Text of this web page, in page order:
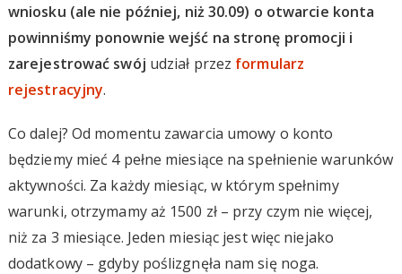
wniosku (ale nie później, niż 30.09) o otwarcie konta
powinniśmy ponownie wejść na stronę promocji i
zarejestrować swój udział przez formularz
rejestracyjny.
Co dalej? Od momentu zawarcia umowy o konto
będziemy mieć 4 pełne miesiące na spełnienie warunków
aktywności. Za każdy miesiąc, w którym spełnimy
warunki, otrzymamy aż 1500 zł – przy czym nie więcej,
niż za 3 miesiące. Jeden miesiąc jest więc niejako
dodatkowy – gdyby poślizgnęła nam się noga.